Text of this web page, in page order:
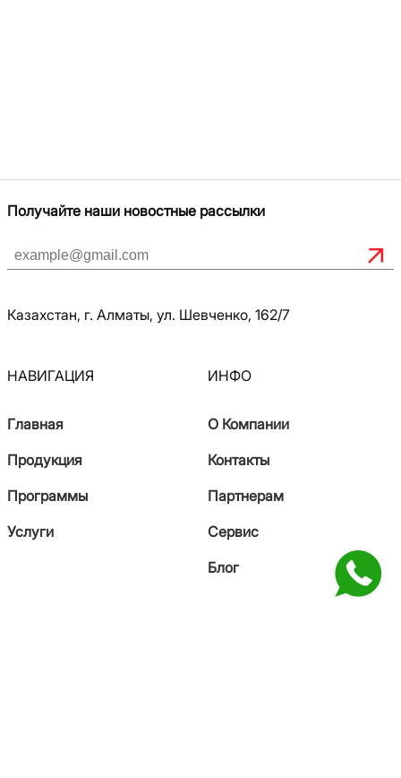
Получайте наши новостные рассылки
Казахстан, г. Алматы, ул. Шевченко, 162/7
НАВИГАЦИЯ
Главная
Продукция
Программы
Услуги
ИНФО
О Компании
Контакты
Партнерам
Сервис
Блог